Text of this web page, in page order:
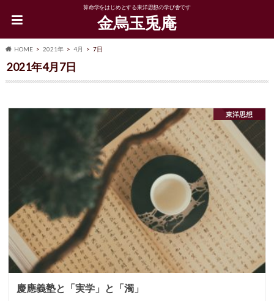
算命学をはじめとする東洋思想の学び舎です
金烏玉兎庵
HOME 2021年 4月 7日
2021年4月7日
東洋思想
慶應義塾と「実学」と「濁」